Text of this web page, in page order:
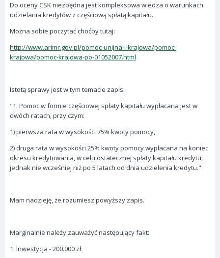
Do oceny CSK niezbędna jest kompleksowa wiedza o warunkach
udzielania kredytów z częściową spłatą kapitału.
Można sobie poczytać choćby tutaj:
http://www.arimr.gov.pl/pomoc-unijna-i-krajowa/pomoc-
krajowa/pomoc-krajowa-po-01052007.html
Istotą sprawy jest w tym temacie zapis:
"1. Pomoc w formie częściowej spłaty kapitału wypłacana jest w
dwóch ratach, przy czym:
1) pierwsza rata w wysokości 75% kwoty pomocy,
2) druga rata w wysokości 25% kwoty pomocy wypłacana na koniec
okresu kredytowania, w celu ostatecznej spłaty kapitału kredytu,
jednak nie wcześniej niż po 5 latach od dnia udzielenia kredytu."
Mam nadzieję, że rozumiesz powyższy zapis.
Marginalnie należy zauważyć następujący fakt:
1. Inwestycja - 200.000 zł